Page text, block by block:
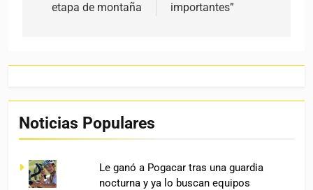
etapa de montaña
importantes”
Noticias Populares
Le ganó a Pogacar tras una guardia
nocturna y ya lo buscan equipos